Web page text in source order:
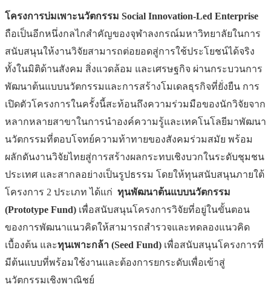
โครงการบ่มเพาะนวัตกรรม Social Innovation-Led Enterprise
ถือเป็นอีกหนึ่งกลไกสำคัญของจุฬาลงกรณ์มหาวิทยาลัยในการ
สนับสนุนให้งานวิจัยสามารถต่อยอดสู่การใช้ประโยชน์ได้จริง
ทั้งในมิติด้านสังคม สิ่งแวดล้อม และเศรษฐกิจ ผ่านกระบวนการ
พัฒนาต้นแบบนวัตกรรมและการสร้างโมเดลธุรกิจที่ยั่งยืน การ
เปิดตัวโครงการในครั้งนี้สะท้อนถึงความร่วมมือของนักวิจัยจาก
หลากหลายสาขาในการนำองค์ความรู้และเทคโนโลยีมาพัฒนา
นวัตกรรมที่ตอบโจทย์ความท้าทายของสังคมร่วมสมัย พร้อม
ผลักดันงานวิจัยไทยสู่การสร้างผลกระทบเชิงบวกในระดับชุมชน
ประเทศ และสากลอย่างเป็นรูปธรรม โดยให้ทุนสนับสนุนภายใต้
โครงการ 2 ประเภท ได้แก่ ทุนพัฒนาต้นแบบนวัตกรรม
(Prototype Fund) เพื่อสนับสนุนโครงการวิจัยที่อยู่ในขั้นตอน
ของการพัฒนาแนวคิดให้สามารถสำรวจและทดลองแนวคิด
เบื้องต้น และทุนเพาะกล้า (Seed Fund) เพื่อสนับสนุนโครงการที่
มีต้นแบบที่พร้อมใช้งานและต้องการยกระดับเพื่อเข้าสู่
นวัตกรรมเชิงพาณิชย์